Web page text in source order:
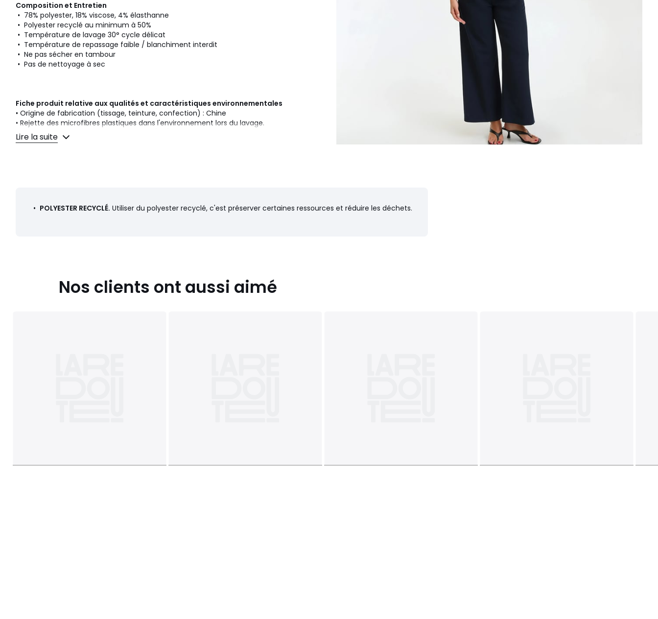
Composition et Entretien
• 78% polyester, 18% viscose, 4% élasthanne
• Polyester recyclé au minimum à 50%
• Température de lavage 30° cycle délicat
• Température de repassage faible / blanchiment interdit
• Ne pas sécher en tambour
• Pas de nettoyage à sec
Fiche produit relative aux qualités et caractéristiques environnementales
• Origine de fabrication (tissage, teinture, confection) : Chine
• Rejette des microfibres plastiques dans l'environnement lors du lavage.
Dernière mise à jour des informations : 11/03/2026
Lire la suite
• POLYESTER RECYCLÉ. Utiliser du polyester recyclé, c'est préserver certaines ressources et réduire les déchets.
Nos clients ont aussi aimé